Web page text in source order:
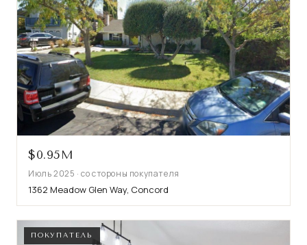
$0.95M
Июль 2025 · со стороны покупателя
1362 Meadow Glen Way, Concord
ПОКУПАТЕЛЬ